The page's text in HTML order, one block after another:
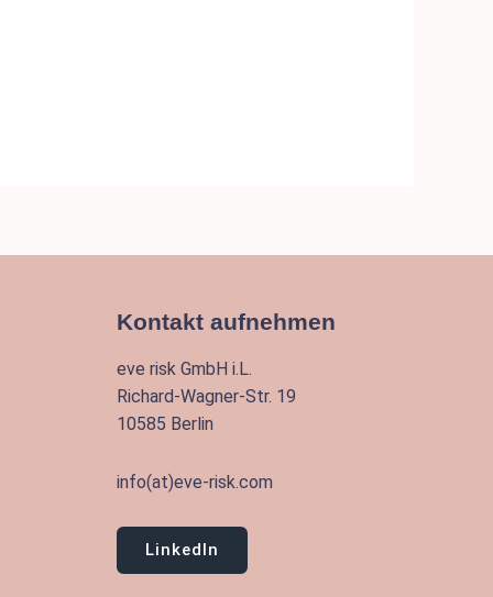
Kontakt aufnehmen
eve risk GmbH i.L.
Richard-Wagner-Str. 19
10585 Berlin
info(at)eve-risk.com
LinkedIn